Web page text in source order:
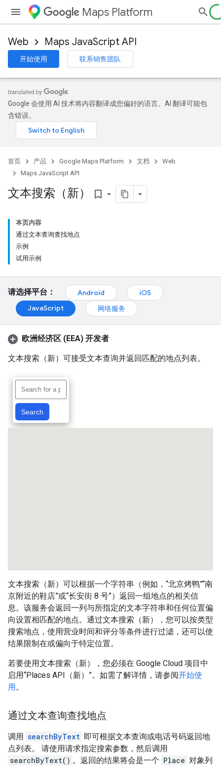
Maps Platform
Web Maps JavaScript API
开始使用 联系销售团队
Google 会使用 AI 技术将内容翻译成您偏好的语言。AI 翻译可能包
含错误。
首页 产品 Google Maps Platform 文档
Web
Maps JavaScript API
文本搜索（新） bookmark_border
本页内容
通过文本查询查找地点
示例
试用示例
请选择平台： Android
iOS
JavaScript
网络服务
欧洲经济区 (EEA) 开发者
文本搜索（新）可接受文本查询并返回匹配的地点列表。
文本搜索（新）可以根据一个字符串（例如，“北京烤鸭”“南
京附近的鞋店”或“长安街 8 号”）返回一组地点的相关信
息。该服务会返回一列与所指定的文本字符串和任何位置偏
向设置相匹配的地点。通过文本搜索（新），您可以按类型
搜索地点，使用营业时间和评分等条件进行过滤，还可以使
结果限制在或偏向于特定位置。
若要使用文本搜索（新），您必须在 Google Cloud 项目中
启用“Places API（新）”。如需了解详情，请参阅开始使
用。
通过文本查询查找地点
调用 searchByText 即可根据文本查询或电话号码返回地
点列表。 请使用请求指定搜索参数，然后调用
searchByText() 。返回的结果将会是一个 Place 对象列